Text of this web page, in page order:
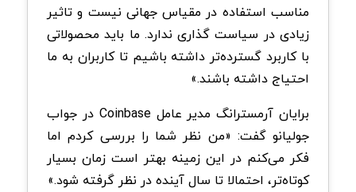
مناسب استفاده در مقیاس جهانی نیست و تاثیر
زیادی در سیاست گذاری ندارد. ما باید محصولاتی
با کاربرد گسترده‌تر داشته باشیم تا کاربران به ما
احتیاج داشته باشند.»
برایان آرمسترانگ مدیر عامل Coinbase در جواب
جولیانو گفت: «من نظر شما را بررسی کردم اما
فکر می‌کنم در این زمینه بهتر است زمان بسیار
کوتاه‌تر، احتمالا تا سال آینده در نظر گرفته شود.»